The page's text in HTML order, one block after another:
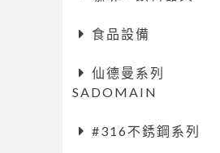
食品設備
仙德曼系列
SADOMAIN
#316不銹鋼系列